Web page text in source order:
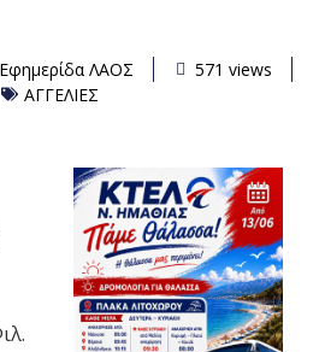
Εφημερίδα ΛΑΟΣ
571 views
ΑΓΓΕΛΙΕΣ